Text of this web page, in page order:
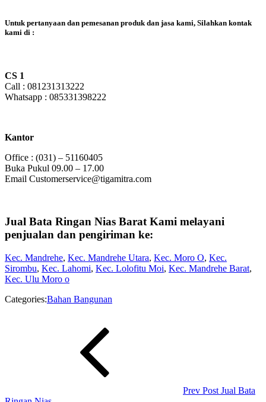
Untuk pertanyaan dan pemesanan produk dan jasa kami, Silahkan kontak
kami di :
CS 1
Call : 081231313222
Whatsapp : 085331398222
Kantor
Office : (031) – 51160405
Buka Pukul 09.00 – 17.00
Email Customerservice@tigamitra.com
Jual Bata Ringan Nias Barat Kami melayani
penjualan dan pengiriman ke:
Kec. Mandrehe, Kec. Mandrehe Utara, Kec. Moro O, Kec.
Sirombu, Kec. Lahomi, Kec. Lolofitu Moi, Kec. Mandrehe Barat,
Kec. Ulu Moro o
Categories:Bahan Bangunan
Prev Post Jual Bata